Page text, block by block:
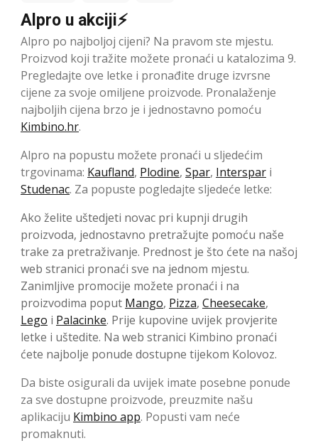
Alpro u akciji⚡
Alpro po najboljoj cijeni? Na pravom ste mjestu.
Proizvod koji tražite možete pronaći u katalozima 9.
Pregledajte ove letke i pronađite druge izvrsne
cijene za svoje omiljene proizvode. Pronalaženje
najboljih cijena brzo je i jednostavno pomoću
Kimbino.hr.
Alpro na popustu možete pronaći u sljedećim
trgovinama: Kaufland, Plodine, Spar, Interspar i
Studenac. Za popuste pogledajte sljedeće letke:
Ako želite uštedjeti novac pri kupnji drugih
proizvoda, jednostavno pretražujte pomoću naše
trake za pretraživanje. Prednost je što ćete na našoj
web stranici pronaći sve na jednom mjestu.
Zanimljive promocije možete pronaći i na
proizvodima poput Mango, Pizza, Cheesecake,
Lego i Palacinke. Prije kupovine uvijek provjerite
letke i uštedite. Na web stranici Kimbino pronaći
ćete najbolje ponude dostupne tijekom Kolovoz.
Da biste osigurali da uvijek imate posebne ponude
za sve dostupne proizvode, preuzmite našu
aplikaciju Kimbino app. Popusti vam neće
promaknuti.